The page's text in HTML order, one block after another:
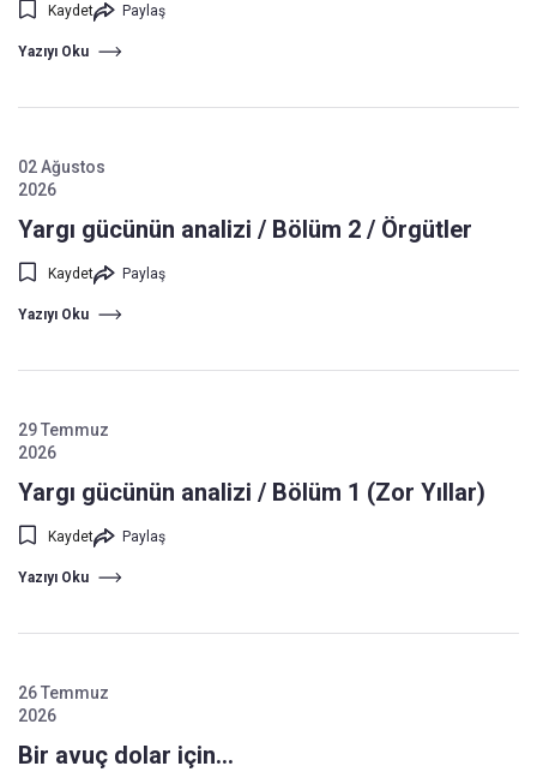
Kaydet Paylaş
Yazıyı Oku
02 Ağustos
2026
Yargı gücünün analizi / Bölüm 2 / Örgütler
Kaydet Paylaş
Yazıyı Oku
29 Temmuz
2026
Yargı gücünün analizi / Bölüm 1 (Zor Yıllar)
Kaydet Paylaş
Yazıyı Oku
26 Temmuz
2026
Bir avuç dolar için…